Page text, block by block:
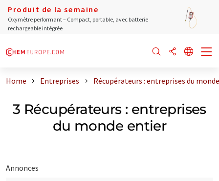
Produit de la semaine
Oxymètre performant – Compact, portable, avec batterie
rechargeable intégrée
Home Entreprises Récupérateurs : entreprises du
3 Récupérateurs : entreprises
du monde entier
Annonces